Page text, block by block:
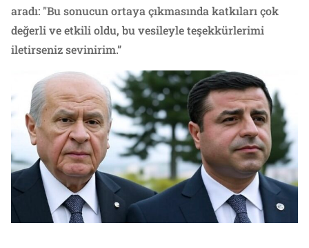
aradı: "Bu sonucun ortaya çıkmasında katkıları çok
değerli ve etkili oldu, bu vesileyle teşekkürlerimi
iletirseniz sevinirim.”